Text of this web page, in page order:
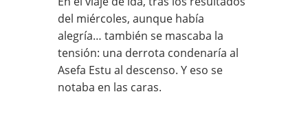
del miércoles, aunque había
alegría… también se mascaba la
tensión: una derrota condenaría al
Asefa Estu al descenso. Y eso se
notaba en las caras.